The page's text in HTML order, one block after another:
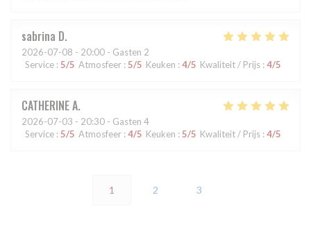
sabrina D
2026-07-08 - 20:00 - Gasten 2
Service : 5/5 Atmosfeer : 5/5 Keuken : 4/5 Kwaliteit / Prijs : 4/5
CATHERINEA
2026-07-03 - 20:30 - Gasten 4
Service : 5/5 Atmosfeer : 4/5 Keuken : 5/5 Kwaliteit / Prijs : 4/5
1 2 3